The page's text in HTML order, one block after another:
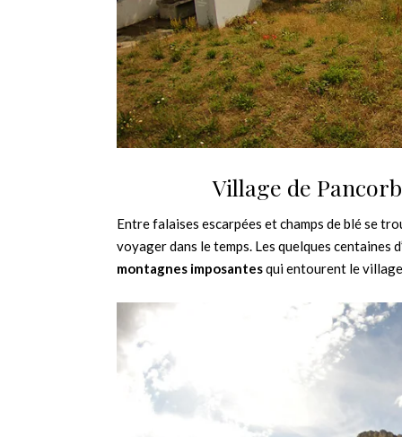
Village de
Entre falaises escarpées et champs de blé se
voyager dans le temps. Les quelques centaines
montagnes imposantesqui entourent le